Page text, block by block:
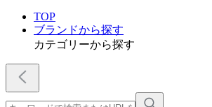
TOP
ブランドから探す
カテゴリーから探す